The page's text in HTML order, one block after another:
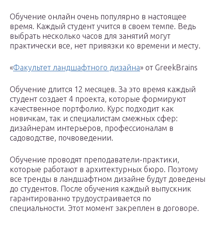
Обучение онлайн очень популярно в настоящее
время. Каждый студент учится в своем темпе. Ведь
выбрать несколько часов для занятий могут
практически все, нет привязки ко времени и месту.
«Факультет ландшафтного дизайна» от GreekBrains
Обучение длится 12 месяцев. За это время каждый
студент создает 4 проекта, которые формируют
качественное портфолио. Курс подходит как
новичкам, так и специалистам смежных сфер:
дизайнерам интерьеров, профессионалам в
садоводстве, почвоведении.
Обучение проводят преподаватели-практики,
которые работают в архитектурных бюро. Поэтому
все тренды в ландшафтном дизайне будут доведены
до студентов. После обучения каждый выпускник
гарантированно трудоустраивается по
специальности. Этот момент закреплен в договоре.